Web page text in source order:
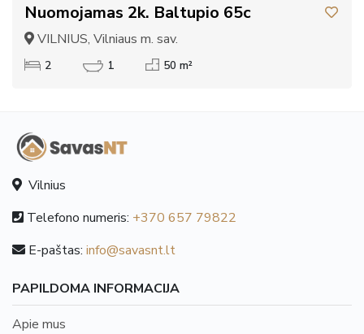
Nuomojamas 2k. Baltupio 65c
VILNIUS, Vilniaus m. sav.
2 1 50 m²
Vilnius
Telefono numeris: +370 657 79822
E-paštas: info@savasnt.lt
PAPILDOMA INFORMACIJA
Apie mus